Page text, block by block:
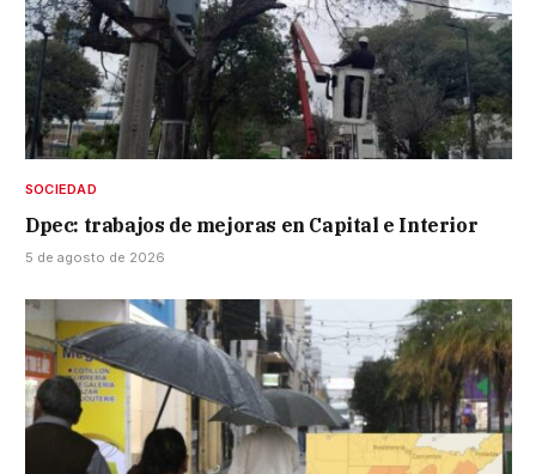
SOCIEDAD
Dpec: trabajos de mejoras en Capital e Interior
5 de agosto de 2026